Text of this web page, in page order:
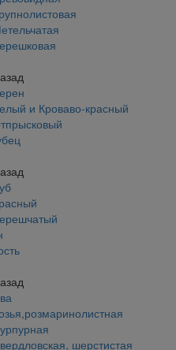
и Кроваво-красный
шерстистая